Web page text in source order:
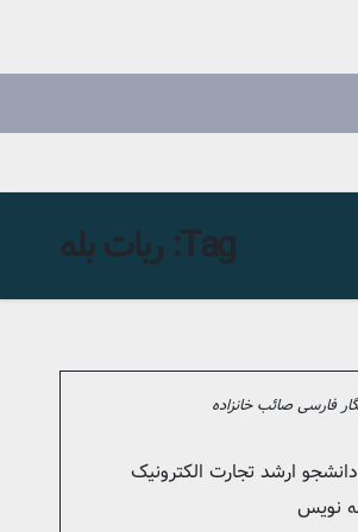
Tag: ربات بله
فارسی صائب خانزاده
ارشد تجارت الکترونیک
نویس